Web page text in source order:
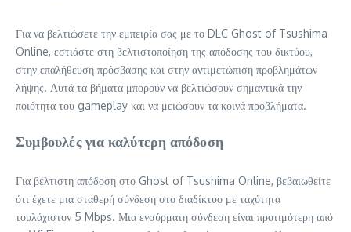
Για να βελτιώσετε την εμπειρία σας με το DLC Ghost of Tsushima
Online, εστιάστε στη βελτιστοποίηση της απόδοσης του δικτύου,
στην επαλήθευση πρόσβασης και στην αντιμετώπιση προβλημάτων
λήψης. Αυτά τα βήματα μπορούν να βελτιώσουν σημαντικά την
ποιότητα του gameplay και να μειώσουν τα κοινά προβλήματα.
Συμβουλές για καλύτερη απόδοση
Για βέλτιστη απόδοση στο Ghost of Tsushima Online, βεβαιωθείτε
ότι έχετε μια σταθερή σύνδεση στο διαδίκτυο με ταχύτητα
τουλάχιστον 5 Mbps. Μια ενσύρματη σύνδεση είναι προτιμότερη από